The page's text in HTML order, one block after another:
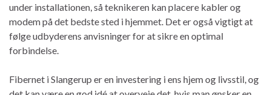
under installationen, så teknikeren kan placere kabler og
modem på det bedste sted i hjemmet. Det er også vigtigt at
følge udbyderens anvisninger for at sikre en optimal
forbindelse.
Fibernet i Slangerup er en investering i ens hjem og livsstil, og